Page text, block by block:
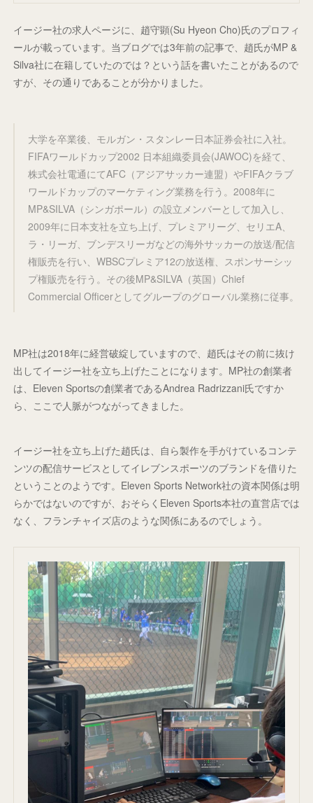
イージー社の求人ページに、趙守顕(Su Hyeon Cho)氏のプロフィ
ールが載っています。当ブログでは3年前の記事で、趙氏がMP &
Silva社に在籍していたのでは？という話を書いたことがあるので
すが、その通りであることが分かりました。
大学を卒業後、モルガン・スタンレー日本証券会社に入社。
FIFAワールドカップ2002 日本組織委員会(JAWOC)を経て、
株式会社電通にてAFC（アジアサッカー連盟）やFIFAクラブ
ワールドカップのマーケティング業務を行う。2008年に
MP&SILVA（シンガポール）の設立メンバーとして加入し、
2009年に日本支社を立ち上げ、プレミアリーグ、セリエA、
ラ・リーガ、ブンデスリーガなどの海外サッカーの放送/配信
権販売を行い、WBSCプレミア12の放送権、スポンサーシッ
プ権販売を行う。その後MP&SILVA（英国）Chief
Commercial Officerとしてグループのグローバル業務に従事。
MP社は2018年に経営破綻していますので、趙氏はその前に抜け
出してイージー社を立ち上げたことになります。MP社の創業者
は、Eleven Sportsの創業者であるAndrea Radrizzani氏ですか
ら、ここで人脈がつながってきました。
イージー社を立ち上げた趙氏は、自ら製作を手がけているコンテ
ンツの配信サービスとしてイレブンスポーツのブランドを借りた
ということのようです。Eleven Sports Network社の資本関係は明
らかではないのですが、おそらくEleven Sports本社の直営店では
なく、フランチャイズ店のような関係にあるのでしょう。